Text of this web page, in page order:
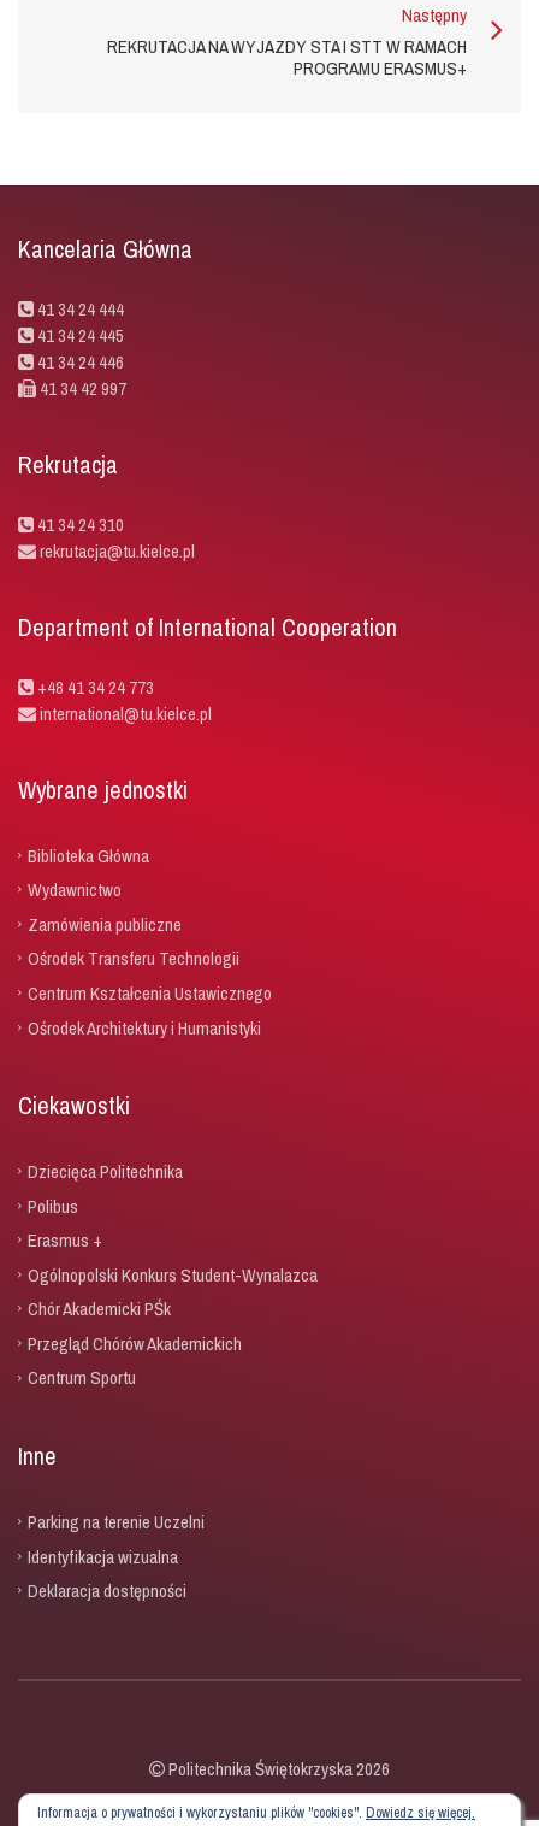
Następny
REKRUTACJA NA WYJAZDY STA I STT W RAMACH
PROGRAMU ERASMUS+
Kancelaria Główna
41 34 24 444
41 34 24 445
41 34 24 446
41 34 42 997
Rekrutacja
41 34 24 310
rekrutacja@tu.kielce.pl
Department of International Cooperation
+48 41 34 24 773
international@tu.kielce.pl
Wybrane jednostki
Biblioteka Główna
Wydawnictwo
Zamówienia publiczne
Ośrodek Transferu Technologii
Centrum Kształcenia Ustawicznego
Ośrodek Architektury i Humanistyki
Ciekawostki
Dziecięca Politechnika
Polibus
Erasmus +
Ogólnopolski Konkurs Student-Wynalazca
Chór Akademicki PŚk
Przegląd Chórów Akademickich
Centrum Sportu
Inne
Parking na terenie Uczelni
Identyfikacja wizualna
Deklaracja dostępności
Politechnika Świętokrzyska 2026
Informacja o prywatności i wykorzystaniu plików "cookies". Dowiedz się więcej.